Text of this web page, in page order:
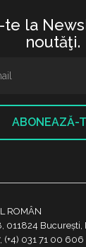
te la
noutăţi.
ABONEAZĂ-
ROMÂN
011824 București,
(+4) 031 71 00 606